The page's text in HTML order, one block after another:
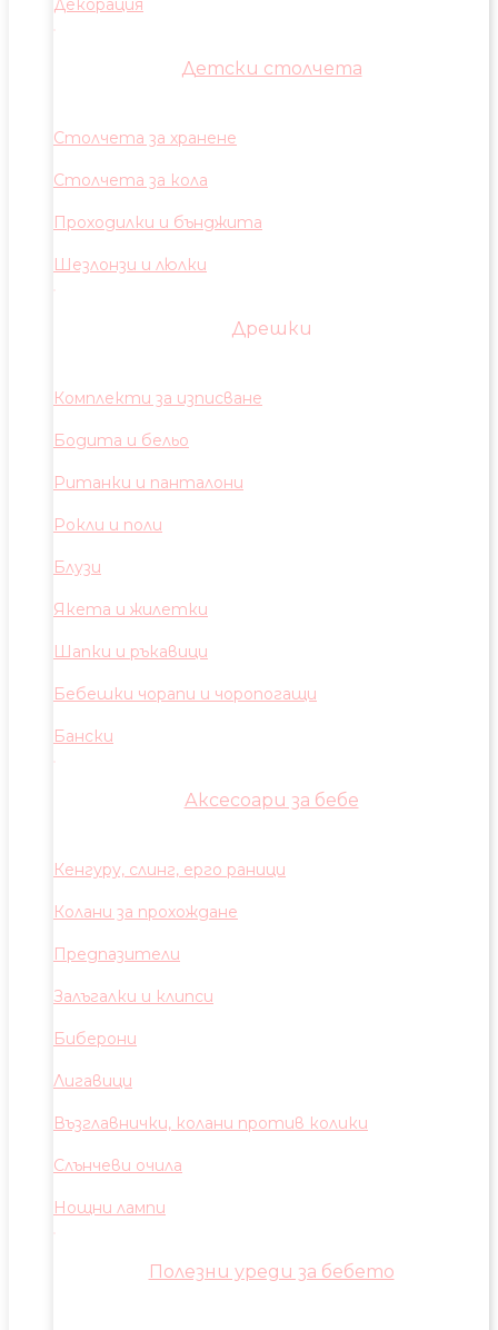
Декорация
Детски столчета
Столчета за хранене
Столчета за кола
Проходилки и бънджита
Шезлонзи и люлки
Дрешки
Комплекти за изписване
Бодита и бельо
Ританки и панталони
Рокли и поли
Блузи
Якета и жилетки
Шапки и ръкавици
Бебешки чорапи и чоропогащи
Бански
Аксесоари за бебе
Кенгуру, слинг, ерго раници
Колани за прохождане
Предпазители
Залъгалки и клипси
Биберони
Лигавици
Възглавнички, колани против колики
Слънчеви очила
Нощни лампи
Полезни уреди за бебето